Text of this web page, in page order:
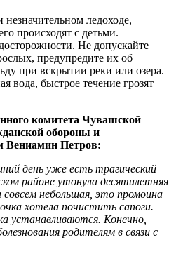
ледоходе,
происходят с детьми.
Не допускайте
предупредите их об
при вскрытии реки или озера.
вода, быстрое течение грозят
комитета Чувашской
обороны и
Вениамин Петров:
день уже есть трагический
районе утонула десятилетняя
совсем небольшая, это промоина
хотела почистить сапоги.
устанавливаются. Конечно,
родителям в связи с